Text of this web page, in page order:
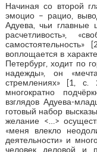
Начиная со второй
эмоцио – рацио,
Адуева, чьи главные
расчетливость»,
воплощается в
Петербург, ходит по
надежды», он
стремлениях» [1,
многократно
взглядов Адуева-
готовый набор
желание <…>
«меня влекло
деятельности» и
человек деловой и